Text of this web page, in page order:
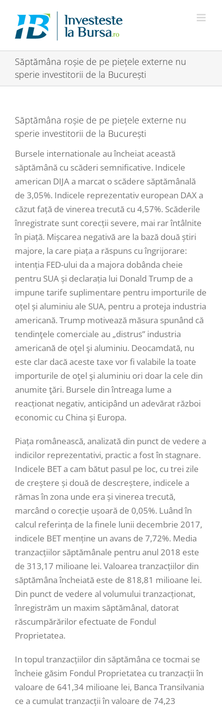
content
Săptămâna roșie de pe piețele externe nu
sperie investitorii de la București
Săptămâna roșie de pe piețele externe nu
sperie investitorii de la București
Bursele internationale au încheiat această
săptămână cu scăderi semnificative. Indicele
american DIJA a marcat o scădere săptămânală
de 3,05%. Indicele reprezentativ european DAX a
căzut față de vinerea trecută cu 4,57%. Scăderile
înregistrate sunt corecții severe, mai rar întâlnite
în piață. Mișcarea negativă are la bază două știri
majore, la care piața a răspuns cu îngrijorare:
intenția FED-ului da a majora dobânda cheie
pentru SUA și declarația lui Donald Trump de a
impune tarife suplimentare pentru importurile de
oțel și aluminiu ale SUA, pentru a proteja industria
americană. Trump motivează măsura spunând că
tendinţele comerciale au „distrus” industria
americană de oţel şi aluminiu. Deocamdată, nu
este clar dacă aceste taxe vor fi valabile la toate
importurile de oţel şi aluminiu ori doar la cele din
anumite ţări. Bursele din întreaga lume a
reacționat negativ, anticipând un adevărat război
economic cu China și Europa.
Piața românească, analizată din punct de vedere a
indicilor reprezentativi, practic a fost în stagnare.
Indicele BET a cam bătut pasul pe loc, cu trei zile
de creștere și două de descreștere, indicele a
rămas în zona unde era și vinerea trecută,
marcând o corecție ușoară de 0,05%. Luând în
calcul referința de la finele lunii decembrie 2017,
indicele BET menține un avans de 7,72%. Media
tranzacțiilor săptămânale pentru anul 2018 este
de 313,17 milioane lei. Valoarea tranzacțiilor din
săptămâna încheiată este de 818,81 milioane lei.
Din punct de vedere al volumului tranzacționat,
înregistrăm un maxim săptămânal, datorat
răscumpărărilor efectuate de Fondul
Proprietatea.
In topul tranzacțiilor din săptămâna ce tocmai se
încheie găsim Fondul Proprietatea cu tranzacții în
valoare de 641,34 milioane lei, Banca Transilvania
ce a cumulat tranzacții în valoare de 74,23